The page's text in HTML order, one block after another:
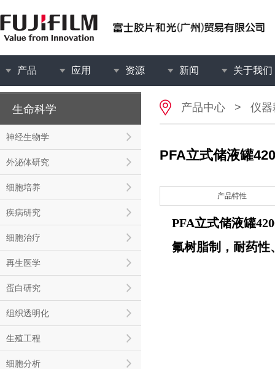
产品 应用 资源 新闻 关于我们
生命科学
神经生物学
外泌体研究
细胞培养
疾病研究
细胞治疗
再生医学
蛋白研究
组织透明化
生殖工程
细胞分析
产品中心 > 仪器
PFA立式储液罐
产品特性
PFA立式储液罐
氟树脂制，耐药性